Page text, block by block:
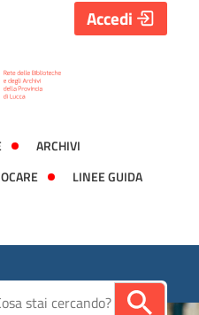
ARCHIVI
LINEE GUIDA
Accedi
su "Catalogo"